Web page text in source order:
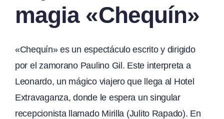
magia «Chequín»
«Chequín» es un espectáculo escrito y dirigido
por el zamorano Paulino Gil. Este interpreta a
Leonardo, un mágico viajero que llega al Hotel
Extravaganza, donde le espera un singular
recepcionista llamado Mirilla (Julito Rapado). En